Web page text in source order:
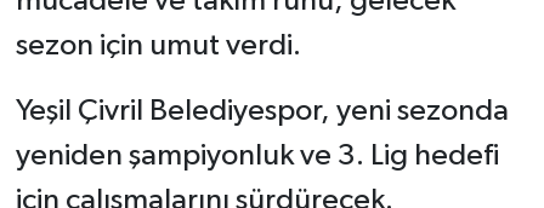
sezon için umut verdi.
Yeşil Çivril Belediyespor, yeni sezonda
yeniden şampiyonluk ve 3. Lig hedefi
için çalışmalarını sürdürecek.